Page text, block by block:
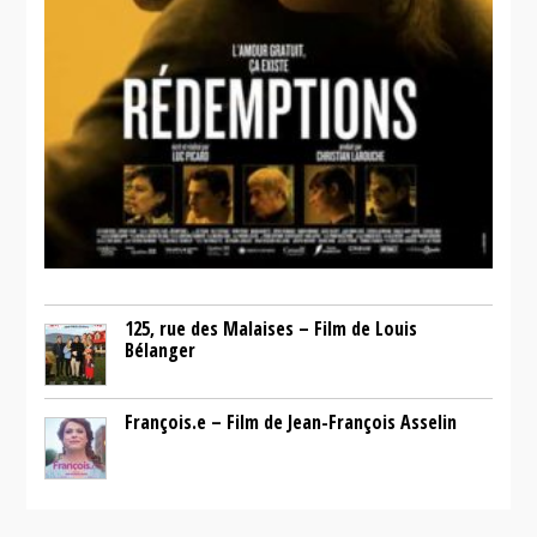
125, rue des Malaises – Film de Louis
Bélanger
François.e – Film de Jean-François Asselin